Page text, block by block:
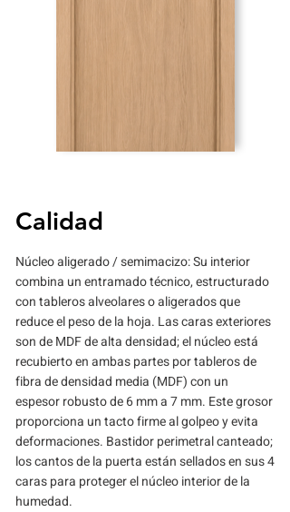
Calidad
Núcleo aligerado / semimacizo: Su interior
combina un entramado técnico, estructurado
con tableros alveolares o aligerados que
reduce el peso de la hoja. Las caras exteriores
son de MDF de alta densidad; el núcleo está
recubierto en ambas partes por tableros de
fibra de densidad media (MDF) con un
espesor robusto de 6 mm a 7 mm. Este grosor
proporciona un tacto firme al golpeo y evita
deformaciones. Bastidor perimetral canteado;
los cantos de la puerta están sellados en sus 4
caras para proteger el núcleo interior de la
humedad.